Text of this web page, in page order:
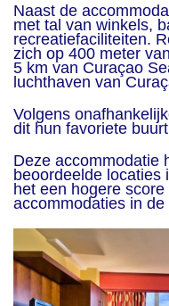
Naast de
met tal van winkels,
recreatiefaciliteiten.
zich op 400 meter
5 km van Curaçao
luchthaven van
Volgens
dit hun favoriete
Deze accommodatie
beoordeelde locaties
het een hogere
accommodaties in de